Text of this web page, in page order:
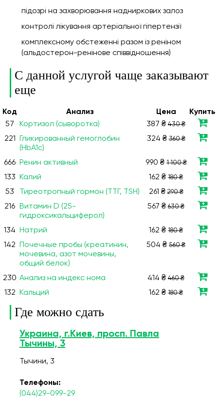
підозрі на захворювання надниркових залоз
контролі лікування артеріальної гіпертензії
комплексному обстеженні разом із реніном
(альдостерон-ренінове співвідношення)
С данной услугой чаще заказывают
еще
Код Анализ Цена
Купить
57
Кортизол (сыворотка) 387 ₴ 430 ₴
221
Гликированный гемоглобин
(HbA1c)
324 ₴360 ₴
666 Ренин активный 990 ₴1 100 ₴
133 Калий 162 ₴ 180 ₴
53 Тиреотропный гормон (ТТГ, TSH) 261 ₴290 ₴
216
Витамин D (25-
гидроксикальциферол)
567 ₴ 630 ₴
134 Натрий 162 ₴ 180 ₴
142
Почечные пробы (креатинин,
мочевина, азот мочевины,
общий белок)
504 ₴ 560 ₴
230 Анализ на индекс нома 414 ₴ 460 ₴
132 Кальций 162 ₴ 180 ₴
Где можно сдать
Украина, г.Киев, просп. Павла
Тычины, 3
Тычини, 3
Телефоны:
(044)29-099-29